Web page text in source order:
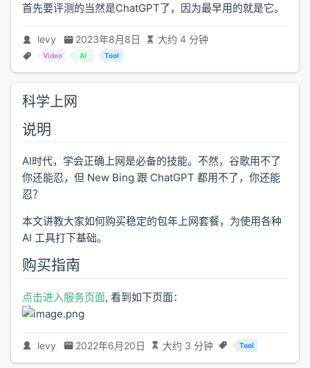
首先要评测的当然是ChatGPT了，因为最早用的就是它。
levy 2023年8月8日 大约 4 分钟
Video AI Tool
科学上网
说明
AI时代，学会正确上网是必备的技能。不然，谷歌用不了
你还能忍，但 New Bing 跟 ChatGPT 都用不了，你还能
忍？
本文讲教大家如何购买稳定的包年上网套餐，为使用各种
AI 工具打下基础。
购买指南
点击进入服务页面, 看到如下页面：
levy 2022年6月20日 大约 3 分钟 Tool